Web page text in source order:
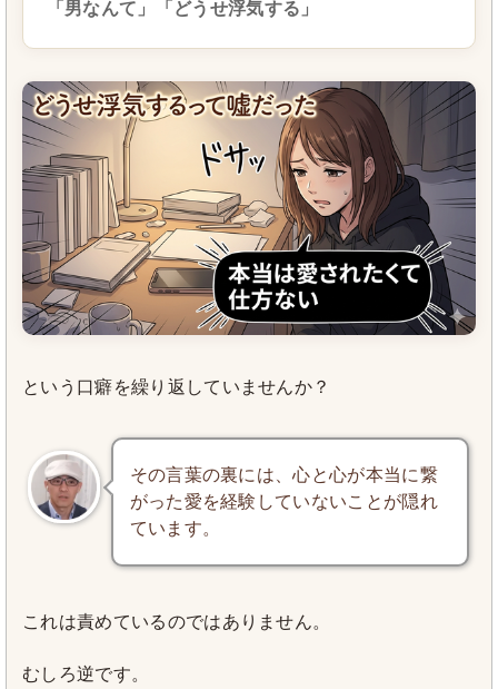
「男なんて」「どうせ浮気する」
という口癖を繰り返していませんか？
その言葉の裏には、心と心が本当に繋
がった愛を経験していないことが隠れ
ています。
これは責めているのではありません。
むしろ逆です。